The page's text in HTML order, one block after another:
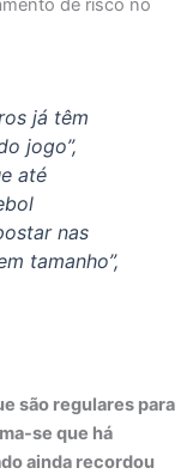
de risco no
já têm
jogo”,
até
nas
tamanho”,
são regulares para
se que há
ainda recordou